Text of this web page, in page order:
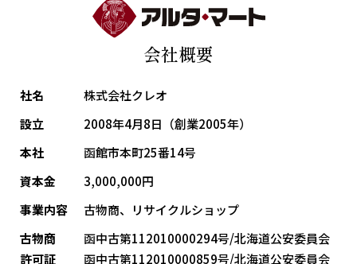
会社概要
社名
株式会社クレオ
設立
2008年4月8日（創業2005年）
本社
函館市本町25番14号
資本金
3,000,000円
事業内容
古物商、リサイクルショップ
古物商
許可証
函中古第112010000294号/北海道公安委員会
函中古第112010000859号/北海道公安委員会